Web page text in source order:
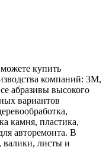
купить
компаний: 3М,
абразивы высокого
вариантов
камня, пластика,
авторемонта. В
валики, листы и